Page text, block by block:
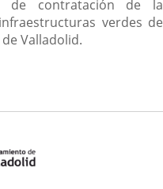
de contratación de la
verdes de
Valladolid.